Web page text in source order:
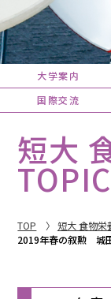
大学案内
国際交流
短大
TOP
短大 食物栄
2019年春の叙勲 城